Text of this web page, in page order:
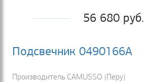
56 680 руб.
Подсвечник 0490166А
Производитель CAMUSSO (Перу)